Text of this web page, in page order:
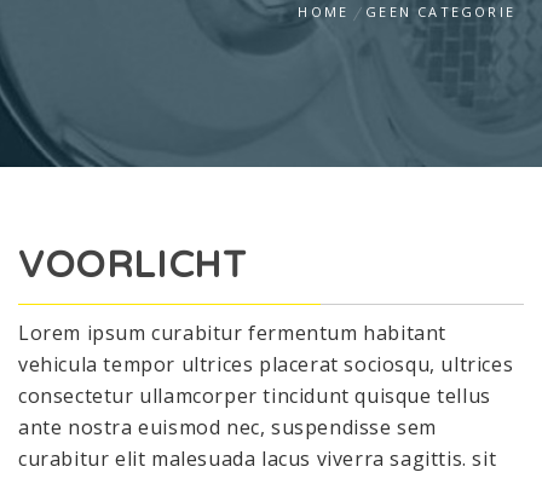
HOME GEEN CATEGORIE
VOORLICHT
Lorem ipsum curabitur fermentum habitant
vehicula tempor ultrices placerat sociosqu, ultrices
consectetur ullamcorper tincidunt quisque tellus
ante nostra euismod nec, suspendisse sem
curabitur elit malesuada lacus viverra sagittis. sit